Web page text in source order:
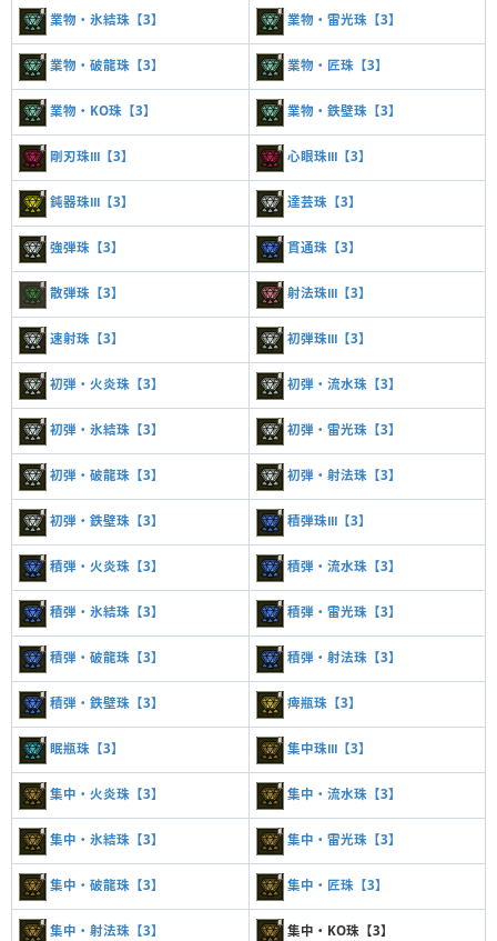
業物・氷結珠【3】 業物・雷光珠【3】
業物・破龍珠【3】 業物・匠珠【3】
業物・KO珠【3】 業物・鉄壁珠【3】
剛刃珠Ⅲ【3】 心眼珠Ⅲ【3】
鈍器珠Ⅲ【3】 達芸珠【3】
強弾珠【3】 貫通珠【3】
散弾珠【3】 射法珠Ⅲ【3】
速射珠【3】 初弾珠Ⅲ【3】
初弾・火炎珠【3】 初弾・流水珠【3】
初弾・氷結珠【3】 初弾・雷光珠【3】
初弾・破龍珠【3】 初弾・射法珠【3】
初弾・鉄壁珠【3】 積弾珠Ⅲ【3】
積弾・火炎珠【3】 積弾・流水珠【3】
積弾・氷結珠【3】 積弾・雷光珠【3】
積弾・破龍珠【3】 積弾・射法珠【3】
積弾・鉄壁珠【3】 痺瓶珠【3】
眠瓶珠【3】 集中珠Ⅲ【3】
集中・火炎珠【3】 集中・流水珠【3】
集中・氷結珠【3】 集中・雷光珠【3】
集中・破龍珠【3】 集中・匠珠【3】
集中・射法珠【3】 集中・KO珠【3】